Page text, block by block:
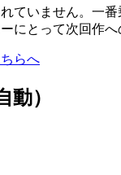
ていません。一
にとって次回作へ
らへ
）